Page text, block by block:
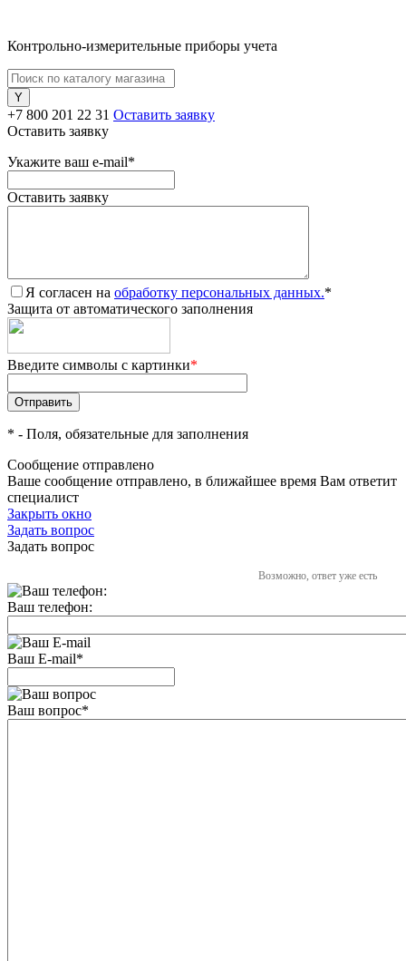
Контрольно-измерительные приборы учета
+7 800 201 22 31 Оставить заявку
Оставить заявку
Укажите ваш e-mail*
Оставить заявку
Я согласен на обработку персональных данных.*
Защита от автоматического заполнения
Введите символы с картинки*
* - Поля, обязательные для заполнения
Сообщение отправлено
Ваше сообщение отправлено, в ближайшее время Вам ответит
специалист
Закрыть окно
Задать вопрос
Задать вопрос
Возможно, ответ уже есть
Ваш телефон:
Ваш E-mail*
Ваш вопрос*